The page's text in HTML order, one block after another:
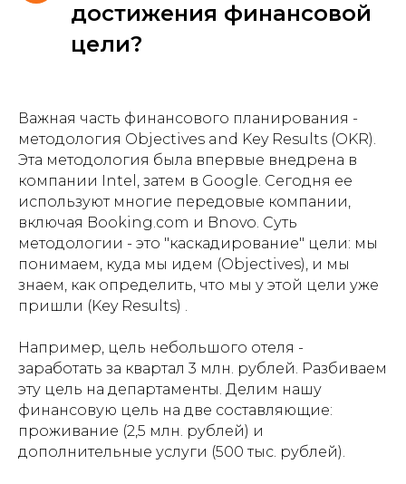
достижения финансовой
цели?
Важная часть финансового планирования -
методология Objectives and Key Results (OKR).
Эта методология была впервые внедрена в
компании Intel, затем в Google. Сегодня ее
используют многие передовые компании,
включая Booking.com и Bnovo. Суть
методологии - это "каскадирование" цели: мы
понимаем, куда мы идем (Objectives), и мы
знаем, как определить, что мы у этой цели уже
пришли (Key Results) .
Например, цель небольшого отеля -
заработать за квартал 3 млн. рублей. Разбиваем
эту цель на департаменты. Делим нашу
финансовую цель на две составляющие:
проживание (2,5 млн. рублей) и
дополнительные услуги (500 тыс. рублей).